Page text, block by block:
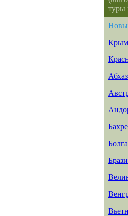
туры
Крым